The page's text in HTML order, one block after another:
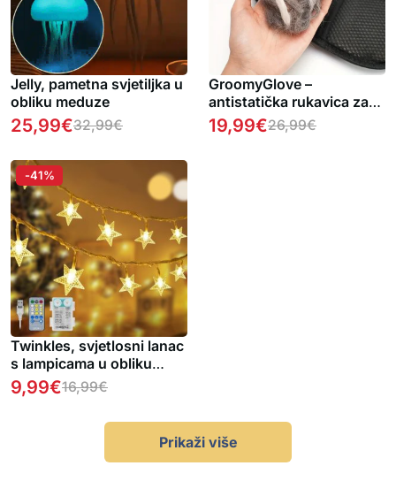
Jelly, pametna svjetiljka u
obliku meduze
25,99€32,99€
GroomyGlove –
antistatička rukavica za
uklanjanje dlaka kućnih
ljubimaca
19,99€26,99€
Twinkles, svjetlosni lanac
s lampicama u obliku
zvijezda (6 m)
9,99€16,99€
-41%
Prikaži više